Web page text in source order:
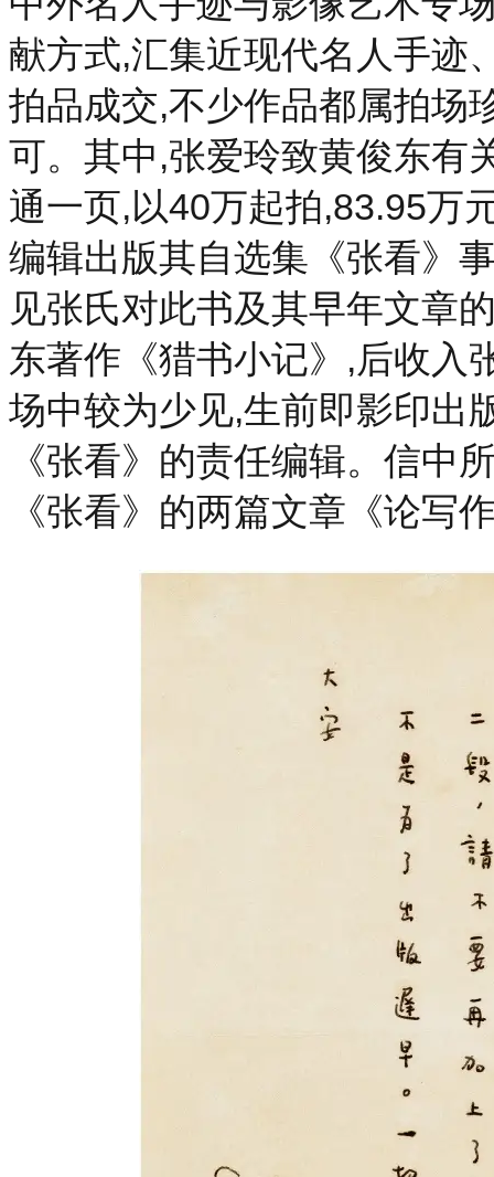
献方式,汇集近现代名人手迹
拍品成交,不少作品都属拍场
可。其中,张爱玲致黄俊东有
通一页,以40万起拍,83.95万
编辑出版其自选集《张看》
见张氏对此书及其早年文章
东著作《猎书小记》,后收入
场中较为少见,生前即影印出
《张看》的责任编辑。信中
《张看》的两篇文章《论写